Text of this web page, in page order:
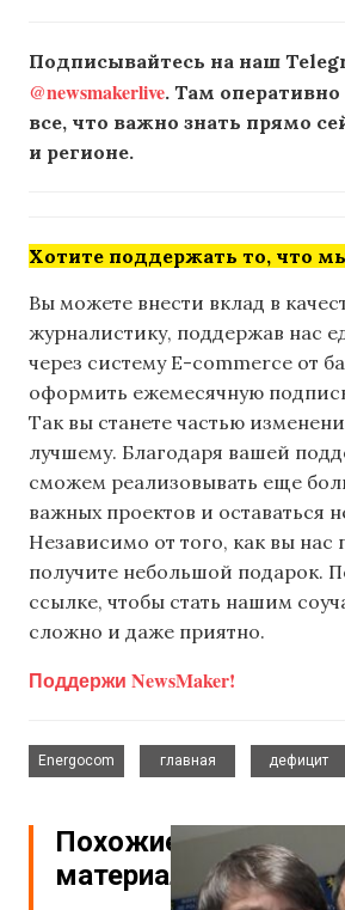
Подписывайтесь на наш
@newsmakerlive. Там
все, что важно знать прямо
и регионе.
Хотите поддержать то, что
Вы можете внести вклад в
журналистику, поддержав нас
через систему E-commerce от
оформить ежемесячную
Так вы станете частью
лучшему. Благодаря вашей
сможем реализовывать еще
важных проектов и оставаться
Независимо от того, как вы
получите небольшой подарок.
ссылке, чтобы стать нашим
сложно и даже приятно.
Поддержи NewsMaker!
Energocom
главная
дефицит
Похожие
материалы